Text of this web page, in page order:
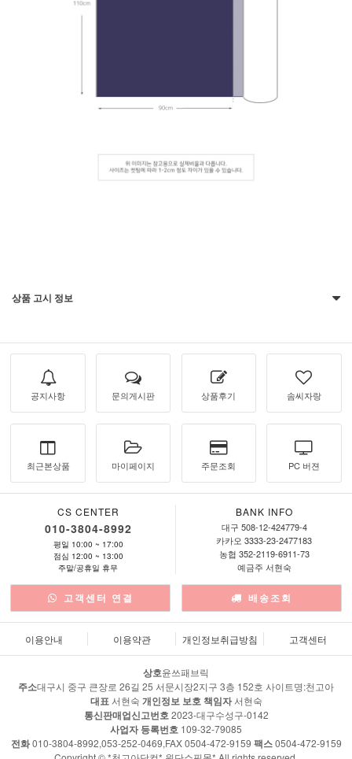
상품 고시 정보
공지사항 문의게시판 상품후기 솜씨자랑
최근본상품 마이페이지 주문조회 PC 버젼
CS CENTER
010-3804-8992
평일 10:00 ~ 17:00
점심 12:00 ~ 13:00
주말/공휴일 휴무
BANK INFO
대구 508-12-424779-4
카카오 3333-23-2477183
농협 352-2119-6911-73
예금주 서현숙
고객센터 연결 배송조회
이용안내 이용약관 개인정보취급방침 고객센터
상호윤쓰패브릭
주소대구시 중구 큰장로 26길 25 서문시장2지구 3층 152호 사이트명:천고아
대표 서현숙 개인정보 보호 책임자서현숙
통신판매업신고번호 2023-대구수성구-0142
사업자 등록번호 109-32-79085
전화010-3804-8992,053-252-0469,FAX 0504-472-9159 팩스0504-472-9159